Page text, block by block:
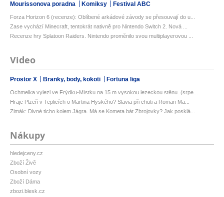
Mourissonova poradna Komiksy Festival ABC
Forza Horizon 6 (recenze): Oblíbené arkádové závody se přesouvají do u...
Zase vychází Minecraft, tentokrát nativně pro Nintendo Switch 2. Nová ...
Recenze hry Splatoon Raiders. Nintendo proměnilo svou multiplayerovou ...
Video
Prostor X Branky, body, kokoti Fortuna liga
Ochmelka vylezl ve Frýdku-Místku na 15 m vysokou lezeckou stěnu. (srpe...
Hraje Plzeň v Teplicích o Martina Hyského? Slavia při chuti a Roman Ma...
Zimák: Divné ticho kolem Jágra. Má se Kometa bát Zbrojovky? Jak posklá...
Nákupy
hledejceny.cz
Zboží Živě
Osobní vozy
Zboží Dáma
zbozi.blesk.cz